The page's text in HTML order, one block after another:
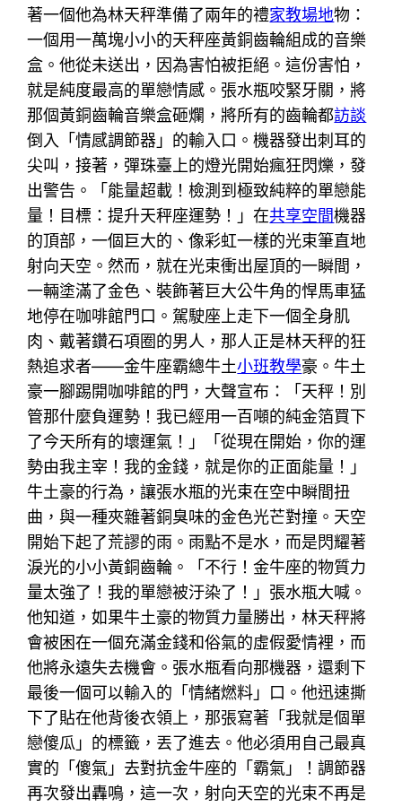
著一個他為林天秤準備了兩年的禮家教場地物：
一個用一萬塊小小的天秤座黃銅齒輪組成的音樂
盒。他從未送出，因為害怕被拒絕。這份害怕，
就是純度最高的單戀情感。張水瓶咬緊牙關，將
那個黃銅齒輪音樂盒砸爛，將所有的齒輪都訪談
倒入「情感調節器」的輸入口。機器發出刺耳的
尖叫，接著，彈珠臺上的燈光開始瘋狂閃爍，發
出警告。「能量超載！檢測到極致純粹的單戀能
量！目標：提升天秤座運勢！」在共享空間機器
的頂部，一個巨大的、像彩虹一樣的光束筆直地
射向天空。然而，就在光束衝出屋頂的一瞬間，
一輛塗滿了金色、裝飾著巨大公牛角的悍馬車猛
地停在咖啡館門口。駕駛座上走下一個全身肌
肉、戴著鑽石項圈的男人，那人正是林天秤的狂
熱追求者——金牛座霸總牛土小班教學豪。牛土
豪一腳踢開咖啡館的門，大聲宣布：「天秤！別
管那什麼負運勢！我已經用一百噸的純金箔買下
了今天所有的壞運氣！」「從現在開始，你的運
勢由我主宰！我的金錢，就是你的正面能量！」
牛土豪的行為，讓張水瓶的光束在空中瞬間扭
曲，與一種夾雜著銅臭味的金色光芒對撞。天空
開始下起了荒謬的雨。雨點不是水，而是閃耀著
淚光的小小黃銅齒輪。「不行！金牛座的物質力
量太強了！我的單戀被汙染了！」張水瓶大喊。
他知道，如果牛土豪的物質力量勝出，林天秤將
會被困在一個充滿金錢和俗氣的虛假愛情裡，而
他將永遠失去機會。張水瓶看向那機器，還剩下
最後一個可以輸入的「情緒燃料」口。他迅速撕
下了貼在他背後衣領上，那張寫著「我就是個單
戀傻瓜」的標籤，丟了進去。他必須用自己最真
實的「傻氣」去對抗金牛座的「霸氣」！調節器
再次發出轟鳴，這一次，射向天空的光束不再是